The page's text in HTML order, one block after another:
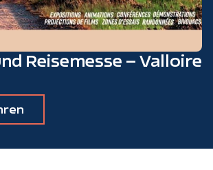
Reisemesse – Valloire